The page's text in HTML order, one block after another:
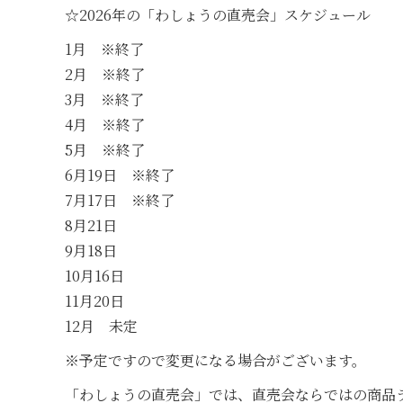
☆2026年の「わしょうの直売会」スケジュール
1月 ※終了
2月 ※終了
3月 ※終了
4月 ※終了
5月 ※終了
6月19日 ※終了
7月17日 ※終了
8月21日
9月18日
10月16日
11月20日
12月 未定
※予定ですので変更になる場合がございます。
「わしょうの直売会」では、直売会ならではの商品